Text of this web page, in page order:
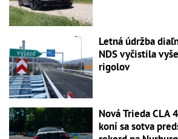
Letná údržba
NDS vyčistila
rigolov
Nová Trieda CLA
koní sa sotva